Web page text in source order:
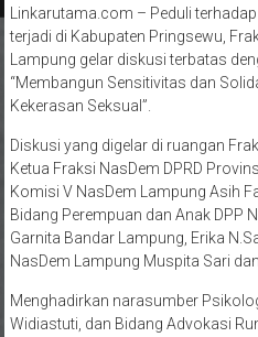
Linkarutama.com – Peduli
terjadi di Kabupaten Pringsewu,
Lampung gelar diskusi terbatas
“Membangun Sensitivitas dan
Kekerasan Seksual”.
Diskusi yang digelar di ruangan
Ketua Fraksi NasDem DPRD
Komisi V NasDem Lampung Asih
Bidang Perempuan dan Anak DPP
Garnita Bandar Lampung, Erika
NasDem Lampung Muspita Sari
Menghadirkan narasumber
Widiastuti, dan Bidang Advokasi